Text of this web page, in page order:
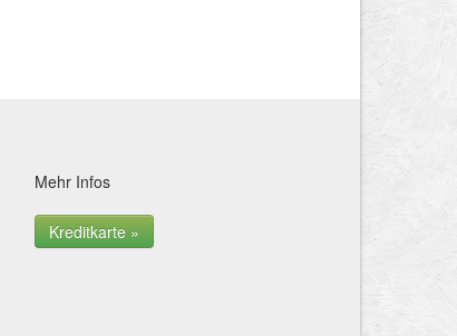
Mehr Infos
Kreditkarte »